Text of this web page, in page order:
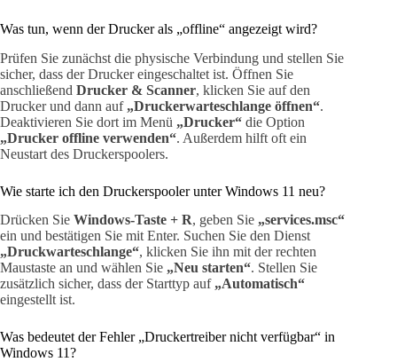
Was tun, wenn der Drucker als „offline“ angezeigt wird?
Prüfen Sie zunächst die physische Verbindung und stellen Sie
sicher, dass der Drucker eingeschaltet ist. Öffnen Sie
anschließend Drucker & Scanner, klicken Sie auf den
Drucker und dann auf „Druckerwarteschlange öffnen“.
Deaktivieren Sie dort im Menü „Drucker“ die Option
„Drucker offline verwenden“. Außerdem hilft oft ein
Neustart des Druckerspoolers.
Wie starte ich den Druckerspooler unter Windows 11 neu?
Drücken Sie Windows-Taste + R, geben Sie „services.msc“
ein und bestätigen Sie mit Enter. Suchen Sie den Dienst
„Druckwarteschlange“, klicken Sie ihn mit der rechten
Maustaste an und wählen Sie „Neu starten“. Stellen Sie
zusätzlich sicher, dass der Starttyp auf „Automatisch“
eingestellt ist.
Was bedeutet der Fehler „Druckertreiber nicht verfügbar“ in
Windows 11?